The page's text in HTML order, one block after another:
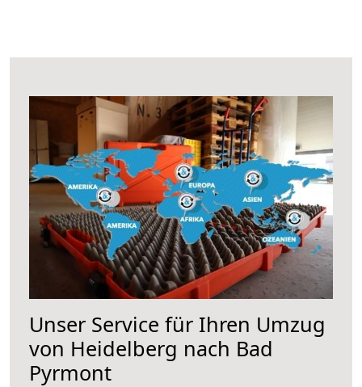
Unser Service für Ihren Umzug
von Heidelberg nach Bad
Pyrmont